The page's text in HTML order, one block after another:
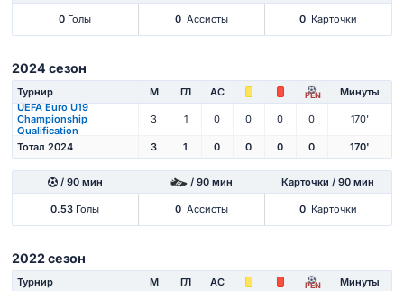
0 Голы 0 Ассисты 0 Карточки
2024 сезон
Турнир М ГЛ АС PEN
Минуты
UEFA Euro U19
Championship
Qualification
3 1 0 0 0 0 170'
Тотал 2024 3 1 0 0 0 0 170'
/ 90 мин / 90 мин Карточки / 90 мин
0.53 Голы 0 Ассисты 0 Карточки
2022 сезон
Турнир М ГЛ АС PEN Минуты